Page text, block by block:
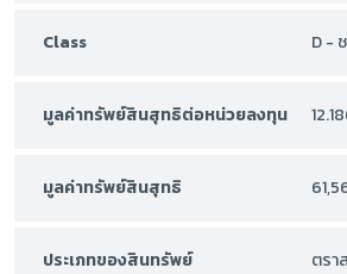
Class D -
มูลค่าทรัพย์สินสุทธิต่อหน่วยลงทุน
มูลค่าทรัพย์สินสุทธิ
ประเภทของสินทรัพย์ ตรา